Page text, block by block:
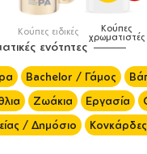
Δοχεία
φαγητού Τσάντες
ενότητες
Bachelor / Γάμος
Ζωάκια Εργασία
/ Δημόσιο